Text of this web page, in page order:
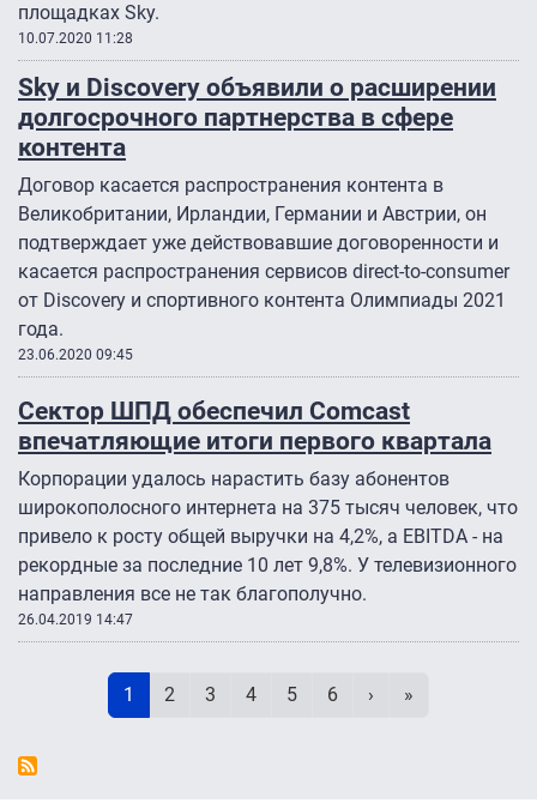
площадках Sky.
10.07.2020 11:28
Sky и Discovery объявили о расширении
долгосрочного партнерства в сфере
контента
Договор касается распространения контента в
Великобритании, Ирландии, Германии и Австрии, он
подтверждает уже действовавшие договоренности и
касается распространения сервисов direct-to-consumer
от Discovery и спортивного контента Олимпиады 2021
года.
23.06.2020 09:45
Сектор ШПД обеспечил Comcast
впечатляющие итоги первого квартала
Корпорации удалось нарастить базу абонентов
широкополосного интернета на 375 тысяч человек, что
привело к росту общей выручки на 4,2%, а EBITDA - на
рекордные за последние 10 лет 9,8%. У телевизионного
направления все не так благополучно.
26.04.2019 14:47
Текущая страница
1 Page
2 Page
3 Page
4 Page
5 Page
6 Следующая
› Последняя
»